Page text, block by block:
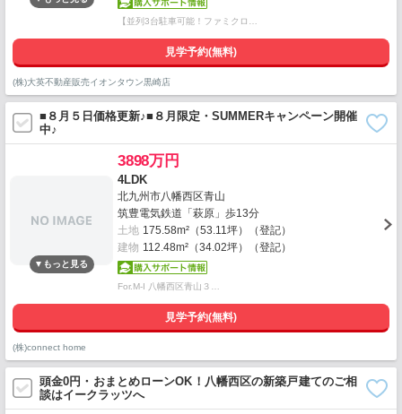
【並列3台駐車可能！ファミクロ…
見学予約(無料)
(株)大英不動産販売イオンタウン黒崎店
■８月５日価格更新♪■８月限定・SUMMERキャンペーン開催
中♪
3898万円
4LDK
北九州市八幡西区青山
筑豊電気鉄道「萩原」歩13分
土地 175.58m²（53.11坪）（登記）
建物 112.48m²（34.02坪）（登記）
For.M-I 八幡西区青山３…
見学予約(無料)
(株)connect home
頭金0円・おまとめローンOK！八幡西区の新築戸建てのご相
談はイークラッツへ